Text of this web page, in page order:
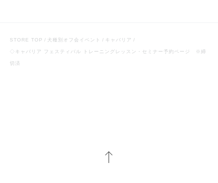
STORE TOP 犬種別オフ会イベント キャバリア
◇キャバリア フェスティバル トレーニングレッスン・セミナー予約ページ ※締
切済